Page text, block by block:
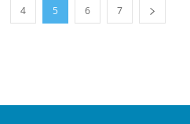
4 5 6 7